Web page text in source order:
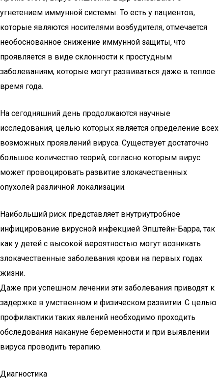
угнетением иммунной системы. То есть у пациентов,
которые являются носителями возбудителя, отмечается
необоснованное снижение иммунной защиты, что
проявляется в виде склонности к простудным
заболеваниям, которые могут развиваться даже в теплое
время года.
На сегодняшний день продолжаются научные
исследования, целью которых является определение всех
возможных проявлений вируса. Существует достаточно
большое количество теорий, согласно которым вирус
может провоцировать развитие злокачественных
опухолей различной локализации.
Наибольший риск представляет внутриутробное
инфицирование вирусной инфекцией Эпштейн-Барра, так
как у детей с высокой вероятностью могут возникать
злокачественные заболевания крови на первых годах
жизни.
Даже при успешном лечении эти заболевания приводят к
задержке в умственном и физическом развитии. С целью
профилактики таких явлений необходимо проходить
обследования накануне беременности и при выявлении
вируса проводить терапию.
Диагностика